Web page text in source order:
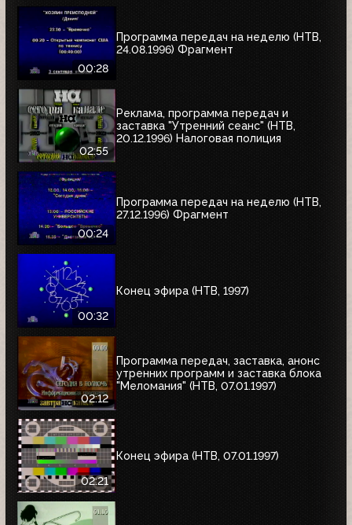
00:28
Программа передач на неделю (НТВ,
24.08.1996) Фрагмент
02:55
Реклама, программа передач и
заставка "Утренний сеанс" (НТВ,
20.12.1996) Налоговая полиция
00:24
Программа передач на неделю (НТВ,
27.12.1996) Фрагмент
00:32
Конец эфира (НТВ, 1997)
02:12
Программа передач, заставка, анонс
утренних программ и заставка блока
"Меломания" (НТВ, 07.01.1997)
02:21
Конец эфира (НТВ, 07.01.1997)